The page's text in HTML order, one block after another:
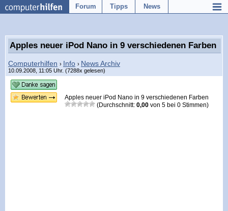
Forum Tipps News
Apples neuer iPod Nano in 9 verschiedenen Farben
Computerhilfen › Info › News Archiv
10.09.2008, 11:05 Uhr. (7288x gelesen)
Apples neuer iPod Nano in 9 verschiedenen Farben
(Durchschnitt: 0,00 von 5 bei 0 Stimmen)